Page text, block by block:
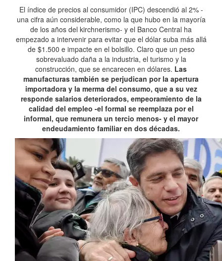
El índice de precios al consumidor (IPC) descendió al 2% -
una cifra aún considerable, como la que hubo en la mayoría
de los años del kirchnerismo- y el Banco Central ha
empezado a intervenir para evitar que el dólar suba más allá
de $1.500 e impacte en el bolsillo. Claro que un peso
sobrevaluado daña a la industria, el turismo y la
construcción, que se encarecen en dólares. Las
manufacturas también se perjudican por la apertura
importadora y la merma del consumo, que a su vez
responde salarios deteriorados, empeoramiento de la
calidad del empleo -el formal se reemplaza por el
informal, que remunera un tercio menos- y el mayor
endeudamiento familiar en dos décadas.